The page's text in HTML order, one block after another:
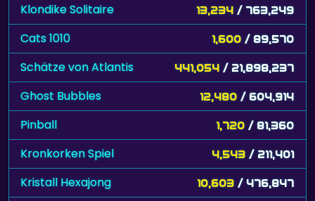
Klondike Solitaire 13,234 / 763,249
Cats 1010 1,600 / 89,570
Schätze von Atlantis 441,054 / 21,898,237
Ghost Bubbles 12,480 / 604,914
Pinball 1,720 / 81,360
Kronkorken Spiel 4,543 / 211,401
Kristall Hexajong 10,603 / 476,847